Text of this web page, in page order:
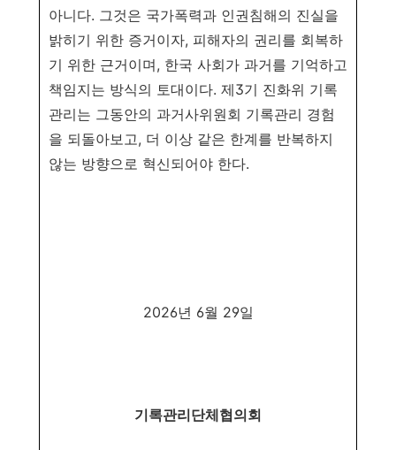
아니다. 그것은 국가폭력과 인권침해의 진실을
밝히기 위한 증거이자, 피해자의 권리를 회복하
기 위한 근거이며, 한국 사회가 과거를 기억하고
책임지는 방식의 토대이다. 제3기 진화위 기록
관리는 그동안의 과거사위원회 기록관리 경험
을 되돌아보고, 더 이상 같은 한계를 반복하지
않는 방향으로 혁신되어야 한다.
2026년 6월 29일
기록관리단체협의회